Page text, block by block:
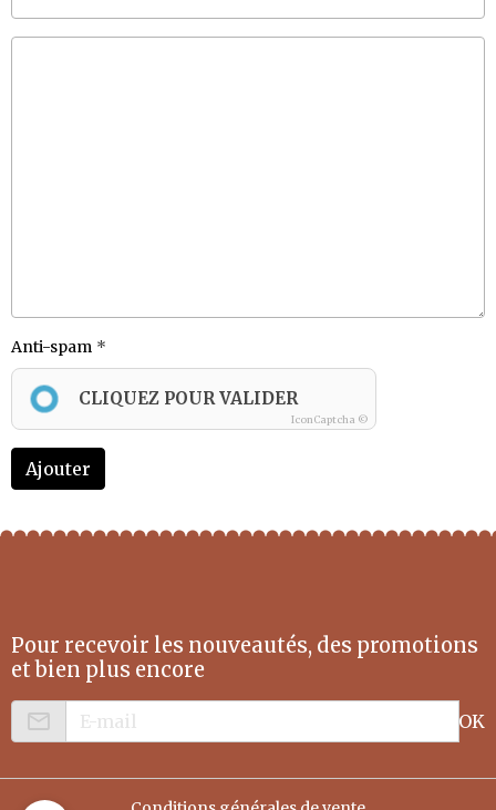
Anti-spam
CLIQUEZ POUR VALIDER
IconCaptcha ©
Ajouter
Pour recevoir les nouveautés, des promotions
et bien plus encore
OK